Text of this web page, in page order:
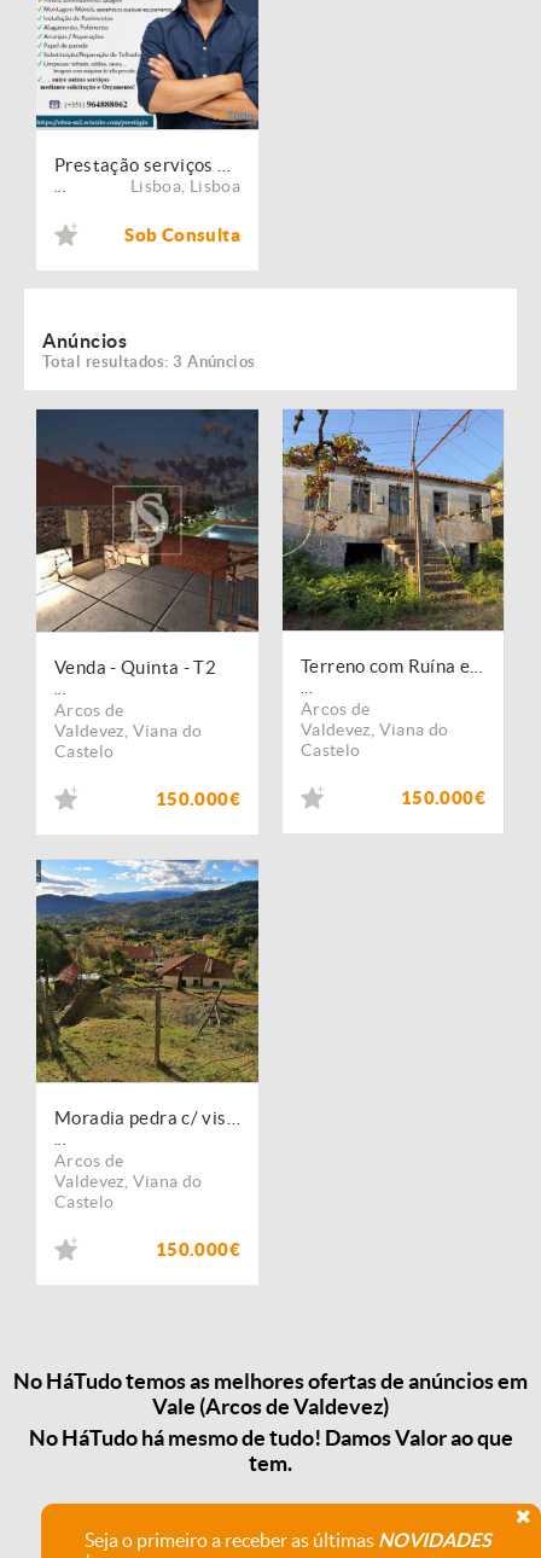
Lisboa Lisboa
Sob Consulta
Anúncios
Total resultados: 3 Anúncios
Venda - Quinta - T2
Arcos de
Valdevez Viana do
Castelo
150.000€
Arcos de
Valdevez Viana do
Castelo
150.000€
Arcos de
Valdevez Viana do
Castelo
150.000€
No HáTudo temos as melhores ofertas de anúncios em
Vale (Arcos de Valdevez)
No HáTudo há mesmo de tudo! Damos Valor ao que
tem.
Seja o primeiro a receber as últimas NOVIDADES